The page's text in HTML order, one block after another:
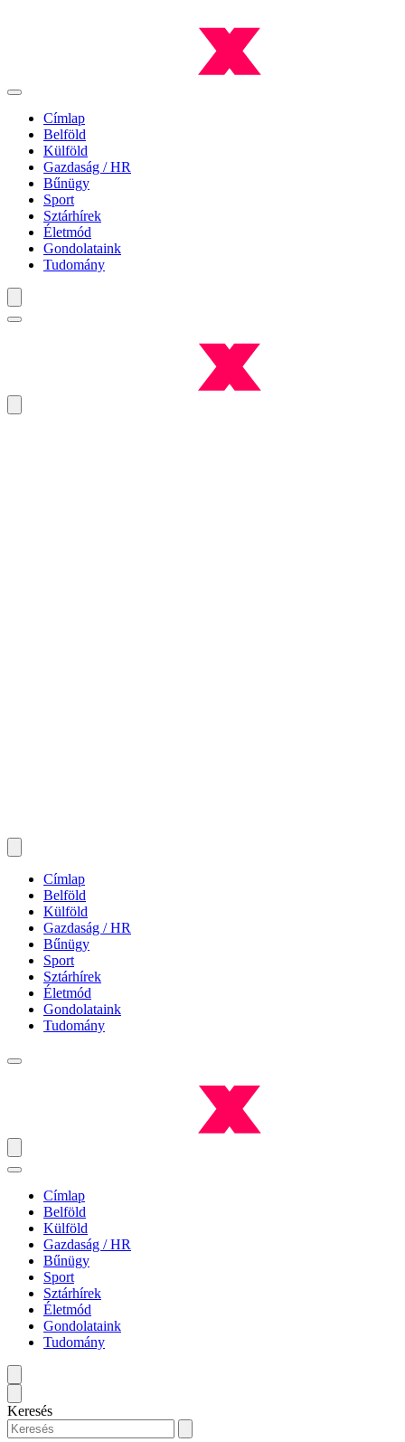
Címlap
Belföld
Külföld
Gazdaság / HR
Bűnügy
Sport
Sztárhírek
Életmód
Gondolataink
Tudomány
Címlap
Belföld
Külföld
Gazdaság / HR
Bűnügy
Sport
Sztárhírek
Életmód
Gondolataink
Tudomány
Címlap
Belföld
Külföld
Gazdaság / HR
Bűnügy
Sport
Sztárhírek
Életmód
Gondolataink
Tudomány
Keresés